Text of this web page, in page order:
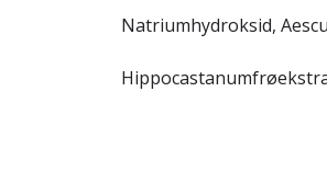
Natriumhydroksid,